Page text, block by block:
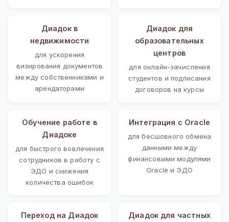
Диадок в
недвижимости
для ускорения
визирования документов
между собственниками и
арендаторами
Диадок для
образовательных
центров
для онлайн-зачисления
студентов и подписания
договоров на курсы
Обучение работе в
Диадоке
для быстрого вовлечения
сотрудников в работу с
ЭДО и снижения
количества ошибок
Интеграция с Oracle
для бесшовного обмена
данными между
финансовыми модулями
Oracle и ЭДО
Переход на Диадок
Диадок для частных